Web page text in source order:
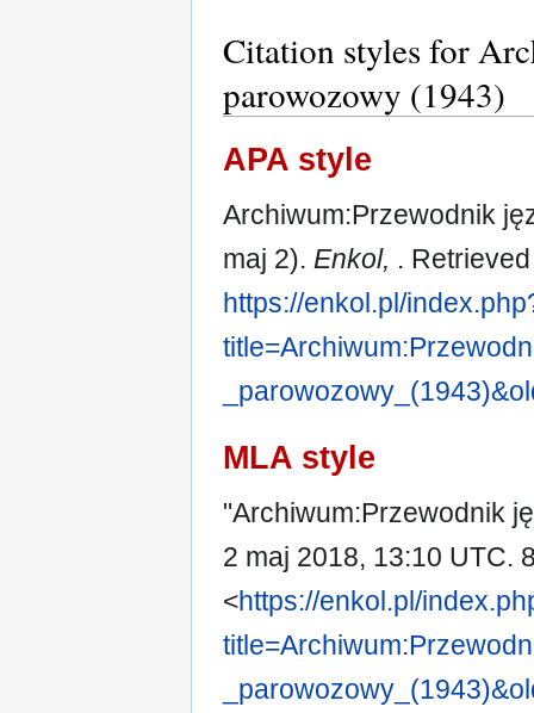
Citation styles for
parowozowy (1943)
APA style
Archiwum:Przewodnik
maj 2). Enkol, .
https://enkol.pl/
MLA style
"Archiwum:Przewodnik
2 maj 2018, 13:10 UTC.
<https://enkol.pl/